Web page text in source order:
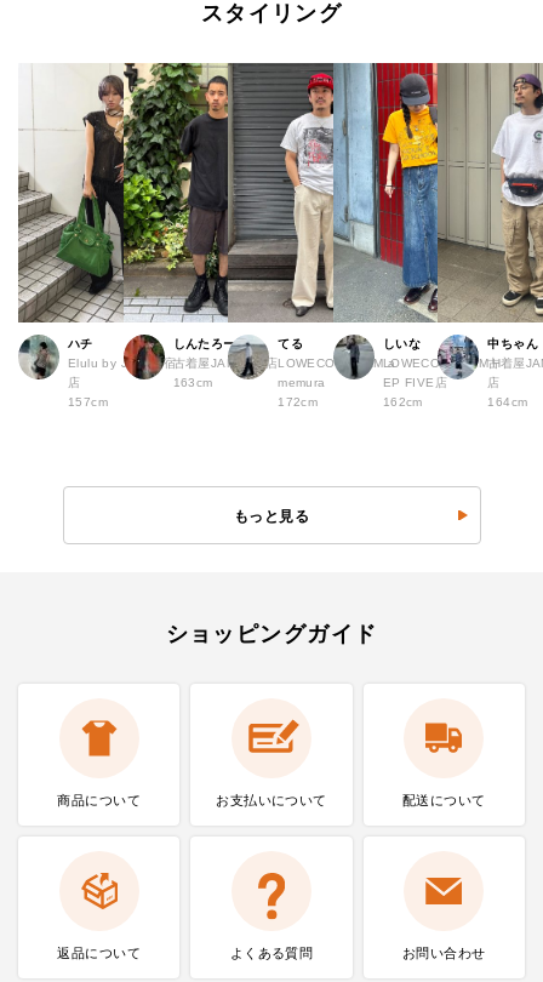
スタイリング
ハチ
Elulu by JAM 原宿
店
157cm
しんたろー
古着屋JAM 仙台店
163cm
てる
LOWECO by JAM a
memura
172cm
しいな
LOWECO by JAM H
EP FIVE店
162cm
中ちゃん
古着屋
店
164cm
もっと見る
ショッピングガイド
商品について お支払いについて 配送について
返品について よくある質問 お問い合わせ